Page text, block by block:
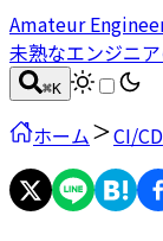
Amateur
未熟なエンジニ
⌘K
ホーム CI/CD